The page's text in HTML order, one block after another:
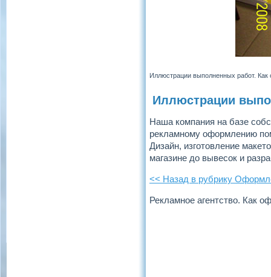
Иллюстрации выполненных работ.
Иллюстрации
Наша компания на базе
рекламному оформлению
Дизайн, изготовление
магазине до вывесок и
<< Назад в рубрику
Рекламное агентство. Как